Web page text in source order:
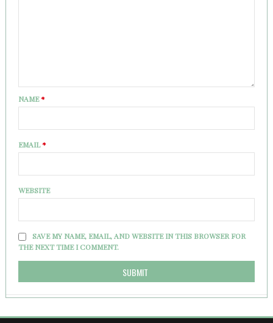
NAME*
EMAIL*
WEBSITE
SAVE MY NAME, EMAIL, AND WEBSITE IN THIS BROWSER FOR
THE NEXT TIME I COMMENT.